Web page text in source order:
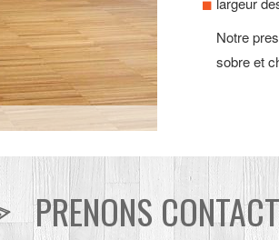
Notre
sobre et
PRENONS CONTACT